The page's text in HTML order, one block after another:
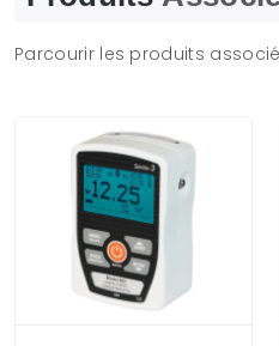
Parcourir les produits